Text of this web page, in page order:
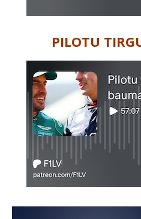
PILOTU